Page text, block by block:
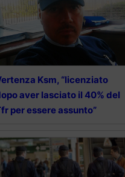
Ksm, “licenziato
aver lasciato il 40% del
per essere assunto”